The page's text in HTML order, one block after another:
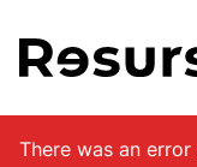
There was an error